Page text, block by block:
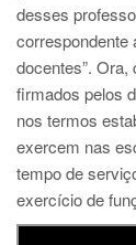
desses
correspondente
docentes”.
firmados pelos
nos termos
exercem nas
tempo de
exercício de